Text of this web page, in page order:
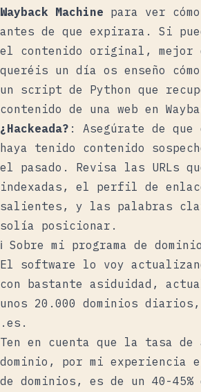
Wayback Machine para ver
antes de que expirara. Si
el contenido original, mejor
queréis un día os enseño
un script de Python que
contenido de una web en
¿Hackeada? : Asegúrate de
haya tenido contenido
el pasado. Revisa las URLs
indexadas, el perfil de
salientes, y las palabras
solía posicionar.
ℹ️ Sobre mi programa de
El software lo voy
con bastante asiduidad,
unos 20.000 dominios
.es.
Ten en cuenta que la tasa de
dominio, por mi experiencia
de dominios, es de un 40-